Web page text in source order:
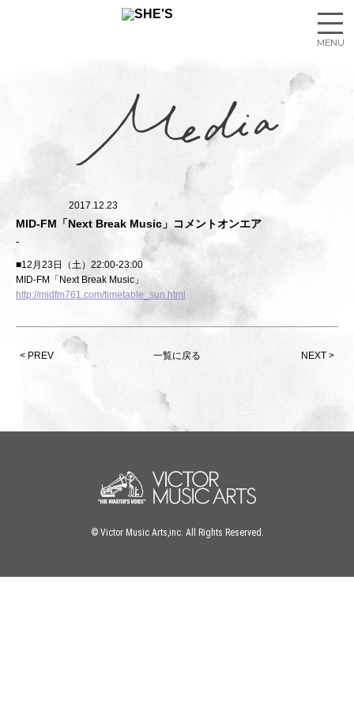
2017.12.23
MID-FM「Next Break Music」コメントオンエア
■12月23日（土）22:00-23:00
MID-FM「Next Break Music」
http://midfm761.com/timetable_sun.html
< PREV NEXT >
一覧に戻る
© Victor Music Arts,inc. All Rights Reserved.